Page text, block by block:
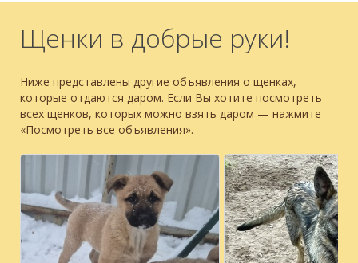
Щенки в добрые руки!
Ниже представлены другие объявления о щенках,
которые отдаются даром. Если Вы хотите посмотреть
всех щенков, которых можно взять даром — нажмите
«Посмотреть все объявления».